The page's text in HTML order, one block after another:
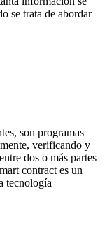
se trata de abordar
son programas
verificando y
dos o más partes
contract es un
tecnología